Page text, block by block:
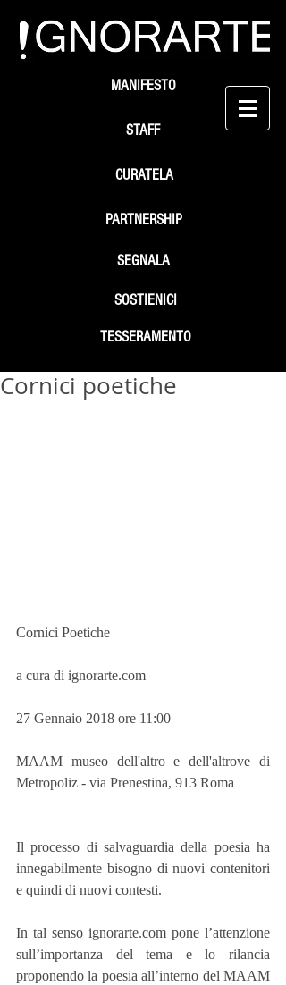
STAFF
SEGNALA
SOSTIENICI
MANIFESTO
PARTNERSHIP
TESSERAMENTO
CURATELA
Cornici poetiche
Cornici Poetiche
a cura di ignorarte.com
27 Gennaio 2018 ore 11:00
MAAM museo dell'altro e dell'altrove di
Metropoliz - via Prenestina, 913 Roma
Il processo di salvaguardia della poesia ha
innegabilmente bisogno di nuovi contenitori
e quindi di nuovi contesti.
In tal senso ignorarte.com pone l’attenzione
sull’importanza del tema e lo rilancia
proponendo la poesia all’interno del MAAM